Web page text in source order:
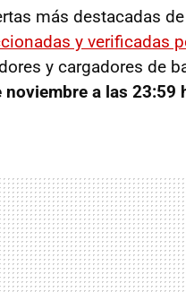
más destacadas
y verificadas
y cargadores de
a las 23:59